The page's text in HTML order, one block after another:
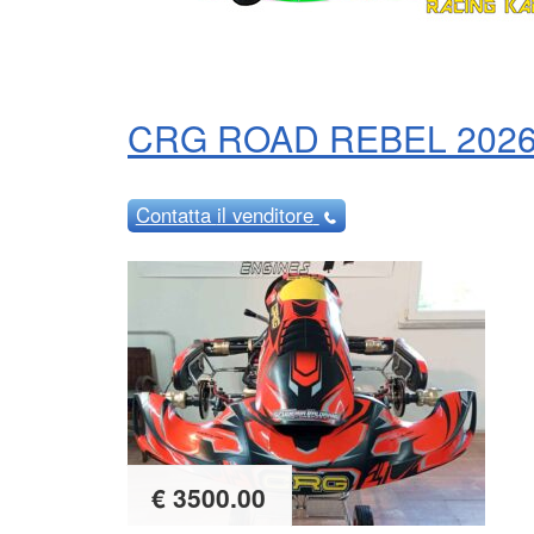
CRG ROAD REBEL
Contattail venditore
€ 3500.00